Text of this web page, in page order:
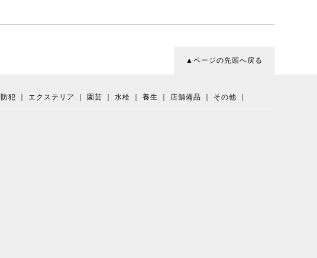
▲ページの先頭へ戻る
犯 エクステリア 園芸 水栓 養生 店舗備品 その他